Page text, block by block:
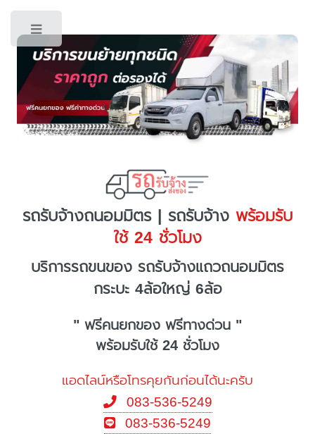
รถรับจ้างถนอมมิตร | รถรับจ้าง พร้อมรับ
ใช้ 24 ชั่วโมง
บริการรถขนของ รถรับจ้างแถวถนอมมิตร
กระบะ 4ล้อใหญ่ 6ล้อ
" ฟรีคนยกของ ฟรีทางด่วน "
พร้อมรับใช้ 24 ชั่วโมง
แอดไลน์หรือโทรคุยกันก่อนได้นะครับ
083-536-5249
083-536-5249
Toggle